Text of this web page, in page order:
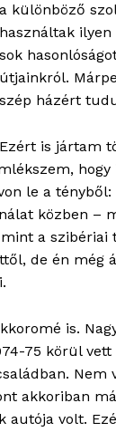
a különböző
használtak
sok
útjainkról.
szép házért
Ezért is jártam
le a
közben –
a szibériai
de én még
is.
75 körül
Nem
akkoriban
autója volt.